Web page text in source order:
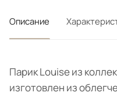
Описание
Парик Louise из
изготовлен из